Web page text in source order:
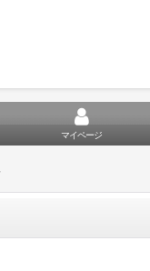
マイページ